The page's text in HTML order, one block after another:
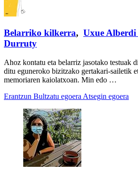
Belarriko kilkerra, Uxue
Durruty
Ahoz kontatu eta belarriz jasotako testuak
ditu eguneroko bizitzako gertakari-sailetik
memoriaren kaiolatxoan. Min edo …
Erantzun Bultzatu egoera Atsegin egoera